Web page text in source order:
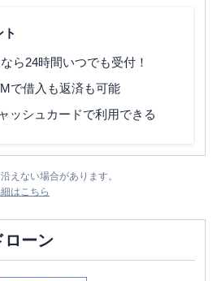
ら24時間いつでも受付！
で借入も返済も可能
ッシュカードで利用できる
えない場合があります。
はこちら
ローン